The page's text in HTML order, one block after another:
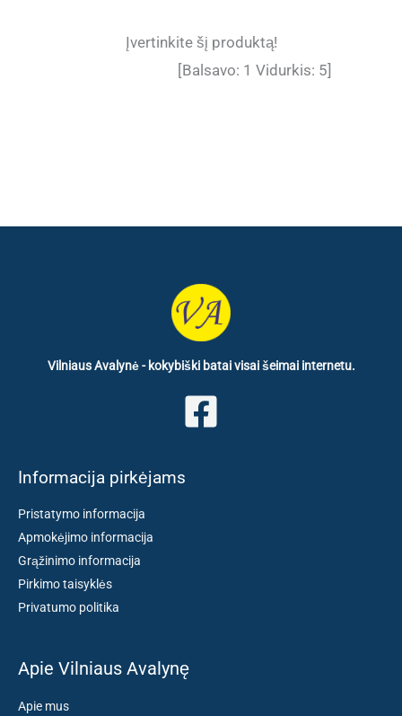
Įvertinkite šį produktą!
[Balsavo: 1 Vidurkis: 5]
Vilniaus Avalynė - kokybiški batai visai šeimai internetu.
Informacija pirkėjams
Pristatymo informacija
Apmokėjimo informacija
Grąžinimo informacija
Pirkimo taisyklės
Privatumo politika
Apie Vilniaus Avalynę
Apie mus